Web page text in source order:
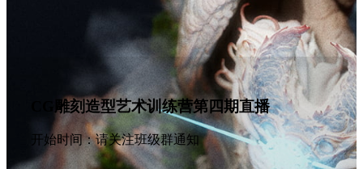
CG雕刻造型艺术训练营第四期直播
开始时间：请关注班级群通知